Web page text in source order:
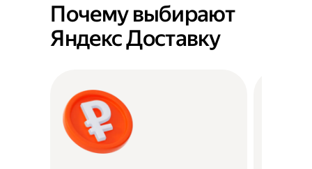
Почему выбирают
Яндекс Доставку